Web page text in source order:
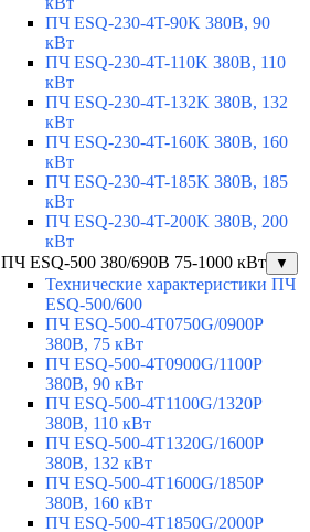
ПЧ ESQ-230-4T-90K 380В, 90
кВт
ПЧ ESQ-230-4T-110K 380В, 110
кВт
ПЧ ESQ-230-4T-132K 380В, 132
кВт
ПЧ ESQ-230-4T-160K 380В, 160
кВт
ПЧ ESQ-230-4T-185K 380В, 185
кВт
ПЧ ESQ-230-4T-200K 380В, 200
кВт
ПЧ ESQ-500 380/690В 75-1000 кВт
▼
Технические характеристики ПЧ
ESQ-500/600
ПЧ ESQ-500-4T0750G/0900P
380В, 75 кВт
ПЧ ESQ-500-4T0900G/1100P
380В, 90 кВт
ПЧ ESQ-500-4T1100G/1320P
380В, 110 кВт
ПЧ ESQ-500-4T1320G/1600P
380В, 132 кВт
ПЧ ESQ-500-4T1600G/1850P
380В, 160 кВт
ПЧ ESQ-500-4T1850G/2000P